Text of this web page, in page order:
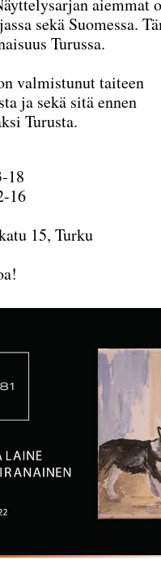
aiemmat
sekä Suomessa.
Turussa.
valmistunut taiteen
ja sekä sitä ennen
Turusta.
18
16
15, Turku